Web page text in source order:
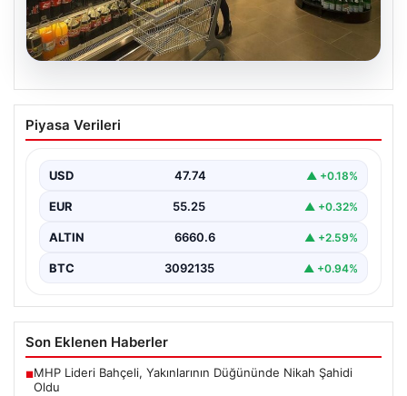
07.08.2026
Enflasyon verileri ne zaman
açıklanacak? 2026 TÜİK mart ayı
Piyasa Verileri
USD 47.74 ▲ +0.18%
EUR 55.25 ▲ +0.32%
ALTIN 6660.6 ▲ +2.59%
BTC 3092135 ▲ +0.94%
Son Eklenen Haberler
■MHP Lideri Bahçeli, Yakınlarının Düğününde Nikah Şahidi
Oldu